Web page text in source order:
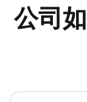
公司